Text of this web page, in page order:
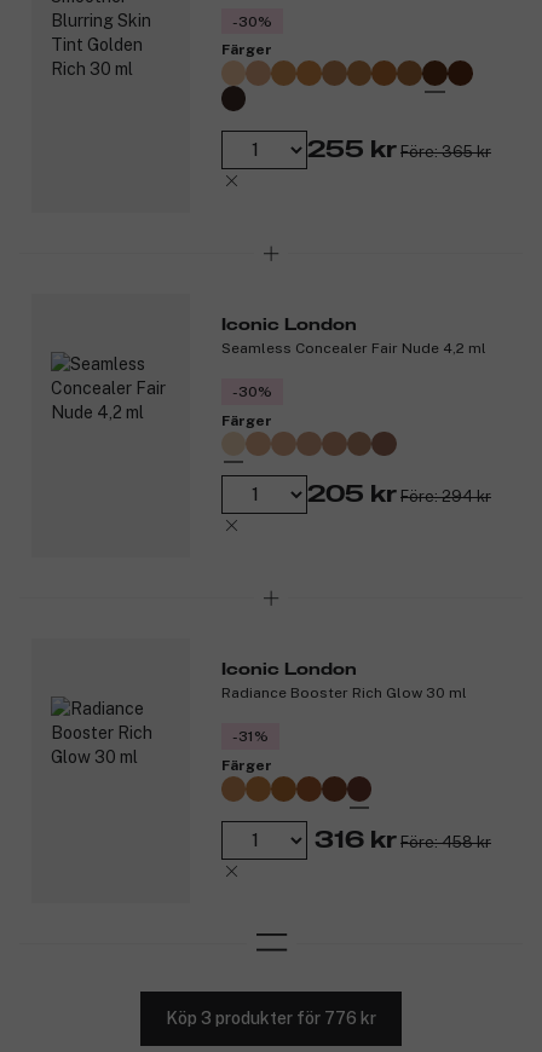
-30%
Färger
255 kr Före: 365 kr
Iconic London
Seamless Concealer Fair Nude 4,2 ml
-30%
Färger
205 kr Före: 294 kr
Iconic London
Radiance Booster Rich Glow 30 ml
-31%
Färger
316 kr Före: 458 kr
Köp 3 produkter för 776 kr